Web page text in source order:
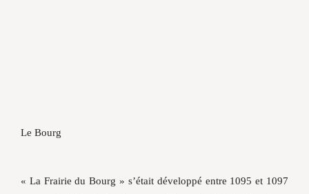
Le Bourg
« La Frairie du Bourg » s’était développé entre 1095 et 1097